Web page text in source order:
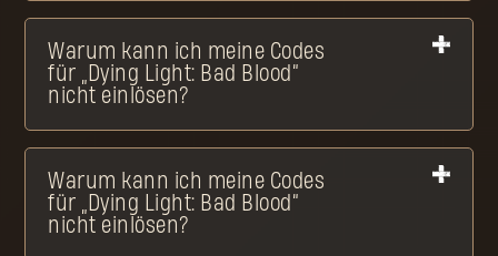
Warum kann ich meine Codes
für „Dying Light: Bad Blood“
nicht einlösen?
Warum kann ich meine Codes
für „Dying Light: Bad Blood“
nicht einlösen?